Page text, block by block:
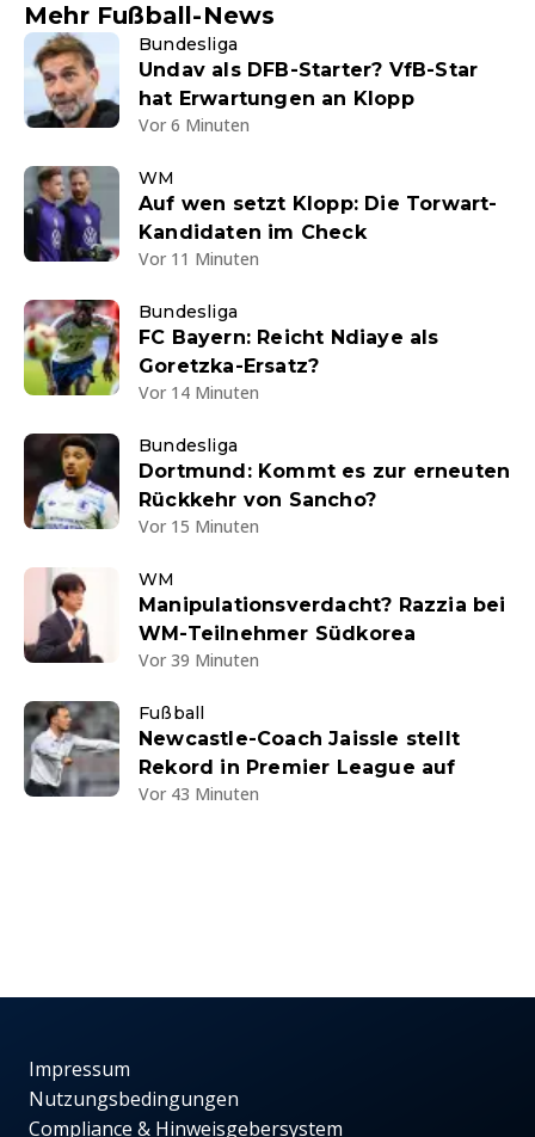
Mehr Fußball-News
Bundesliga
Undav als DFB-Starter? VfB-Star
hat Erwartungen an Klopp
Vor 6 Minuten
WM
Auf wen setzt Klopp: Die Torwart-
Kandidaten im Check
Vor 11 Minuten
Bundesliga
FC Bayern: Reicht Ndiaye als
Goretzka-Ersatz?
Vor 14 Minuten
Bundesliga
Dortmund: Kommt es zur erneuten
Rückkehr von Sancho?
Vor 15 Minuten
WM
Manipulationsverdacht? Razzia bei
WM-Teilnehmer Südkorea
Vor 39 Minuten
Fußball
Newcastle-Coach Jaissle stellt
Rekord in Premier League auf
Vor 43 Minuten
Impressum
Nutzungsbedingungen
Compliance & Hinweisgebersystem